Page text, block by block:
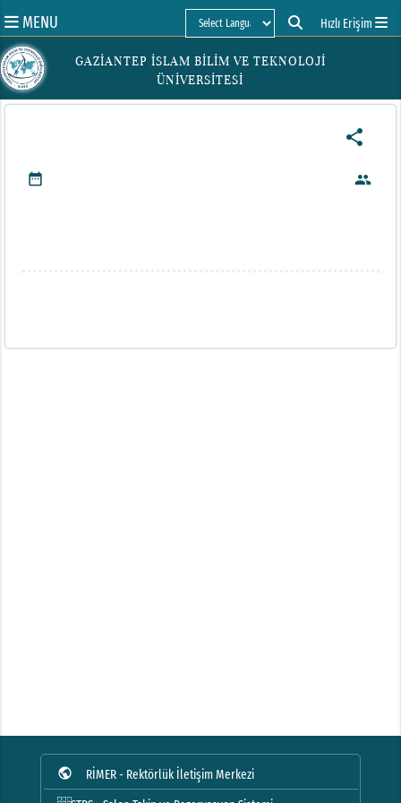
MENU
Powered by
Hızlı Erişim
GAZİANTEP İSLAM BİLİM VE TEKNOLOJİ
ÜNİVERSİTESİ
share
date_range people
public
RİMER - Rektörlük İletişim Merkezi